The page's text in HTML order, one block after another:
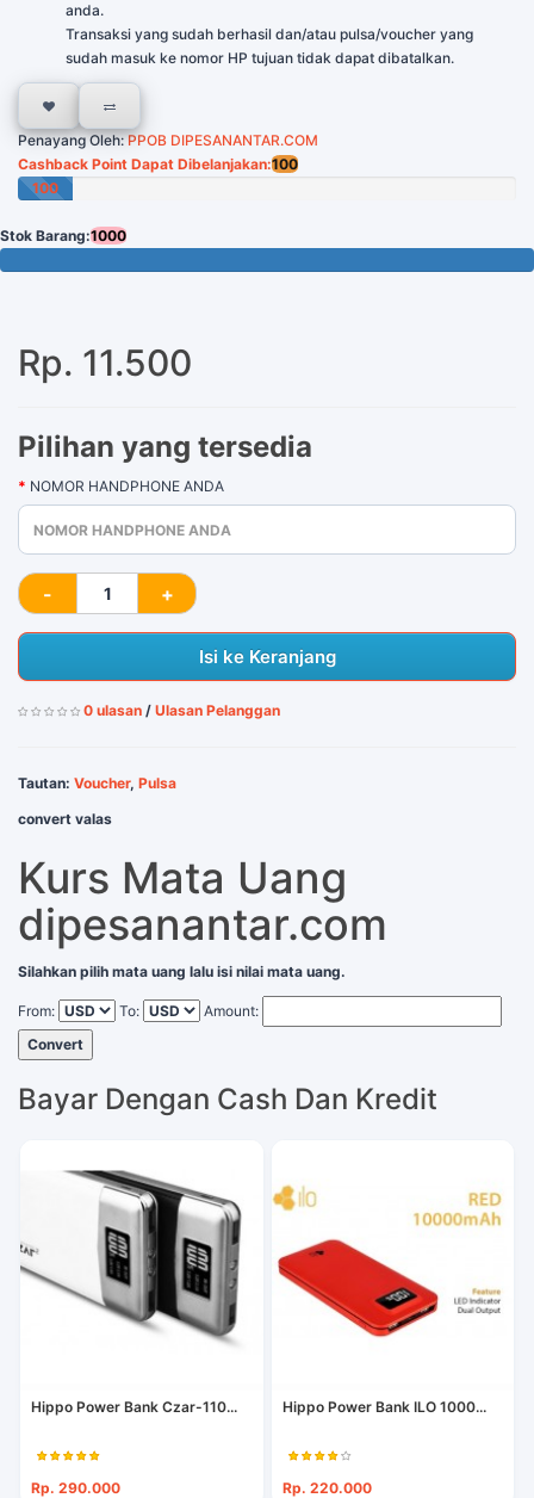
anda.
Transaksi yang sudah berhasil dan/atau pulsa/voucher yang
sudah masuk ke nomor HP tujuan tidak dapat dibatalkan.
Penayang Oleh:PPOB DIPESANANTAR.COM
Cashback Point Dapat Dibelanjakan:100
100
Stok Barang:1000
Rp. 11.500
Pilihan yang tersedia
NOMOR HANDPHONE ANDA
Isi ke Keranjang
0 ulasan / Ulasan Pelanggan
Tautan: Voucher, Pulsa
convert valas
Kurs Mata Uang
dipesanantar.com
Silahkan pilih mata uang lalu isi nilai mata uang.
From: To:
Amount:
Convert
Bayar Dengan Cash Dan Kredit
Hippo Power Bank Czar-110...
Rp. 290.000
Hippo Power Bank ILO 1000...
Rp. 220.000